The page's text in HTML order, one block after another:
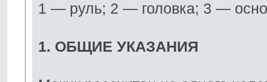
1 — руль; 2 — головка; 3 —
1. ОБЩИЕ УКАЗАНИЯ